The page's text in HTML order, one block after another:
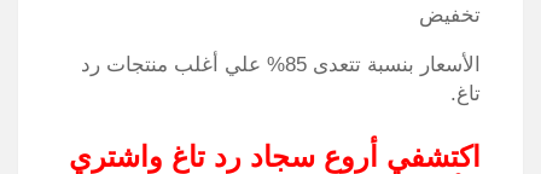
تخفيض
الأسعار بنسبة تتعدى 85% علي أغلب منتجات رد
تاغ.
اكتشفي أروع سجاد رد تاغ واشتري